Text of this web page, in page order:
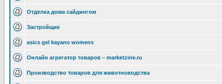
Отделка дома сайдингом
Застройщик
asics gel kayano womens
Онлайн агрегатор товаров – marketzine.ru
Производство товаров для животноводства